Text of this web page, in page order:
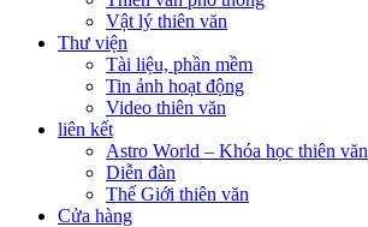
Vật lý thiên văn
Thư viện
Tài liệu, phần mềm
Tin ảnh hoạt động
Video thiên văn
liên kết
Astro World – Khóa học thiên văn
Diễn đàn
Thế Giới thiên văn
Cửa hàng